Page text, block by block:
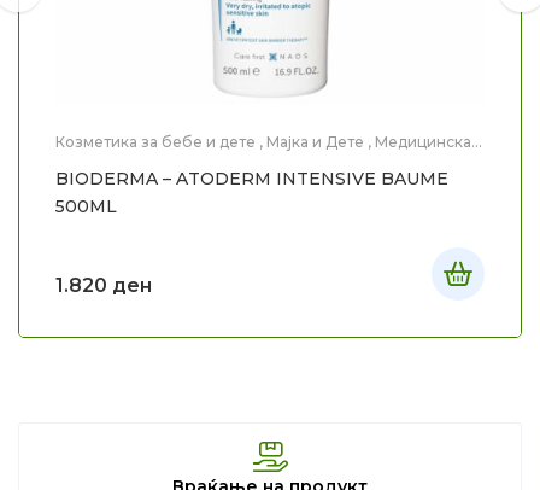
Козметика за бебе и дете , Мајка и Дете , Медицинска
BIODERMA – ATODERM INTENSIVE BAUME
500ML
1.820 ден